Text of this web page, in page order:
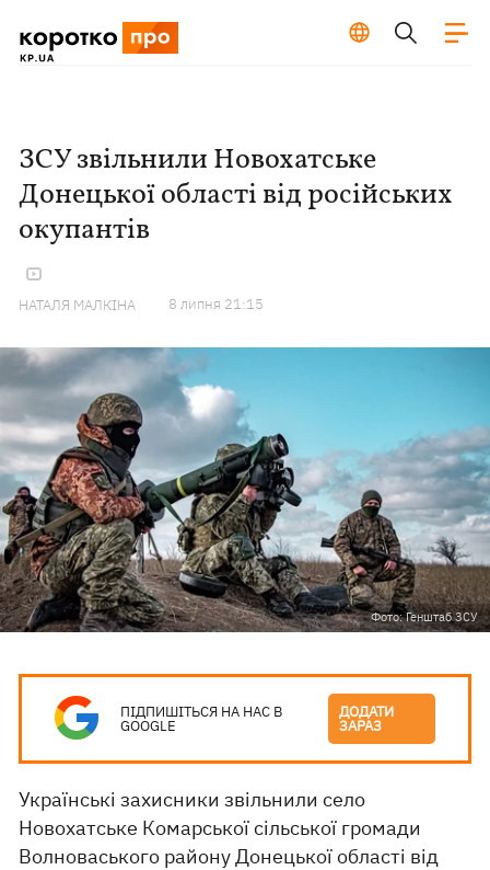
ЗСУ звільнили Новохатське
Донецької області від російських
окупантів
НАТАЛЯ МАЛКІНА 8 липня 21:15
Фото: Генштаб ЗСУ
ПІДПИШІТЬСЯ НА НАС В
GOOGLE
ДОДАТИ
ЗАРАЗ
Українські захисники звільнили село
Новохатське Комарської сільської громади
Волноваського району Донецької області від